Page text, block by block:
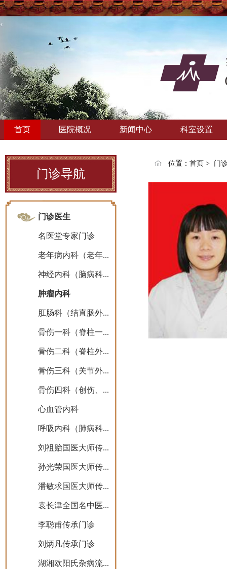
‹
首页 医院概况 新闻中心 科室设置
门诊导航
门诊医生
名医堂专家门诊
老年病内科（老年...
神经内科（脑病科...
肿瘤内科
肛肠科（结直肠外...
骨伤一科（脊柱一...
骨伤二科（脊柱外...
骨伤三科（关节外...
骨伤四科（创伤、...
心血管内科
呼吸内科（肺病科...
刘祖贻国医大师传...
孙光荣国医大师传...
潘敏求国医大师传...
袁长津全国名中医...
李聪甫传承门诊
刘炳凡传承门诊
湖湘欧阳氏杂病流...
位置： 首页 > 门